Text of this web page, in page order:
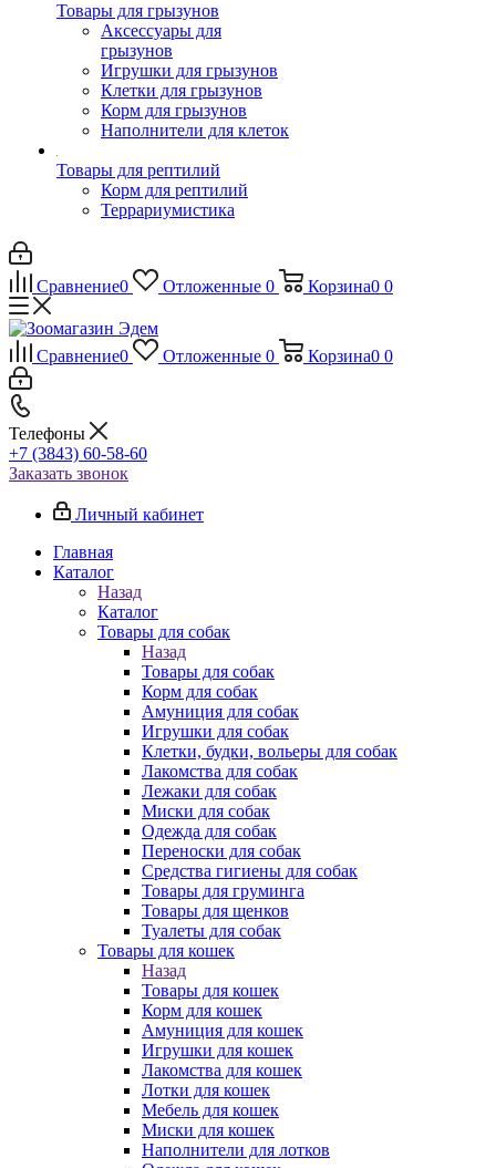
Товары для грызунов
Аксессуары для
грызунов
Игрушки для грызунов
Клетки для грызунов
Корм для грызунов
Наполнители для клеток
Товары для рептилий
Корм для рептилий
Террариумистика
Сравнение0 Отложенные 0 Корзина0 0
Сравнение0 Отложенные 0 Корзина0 0
Телефоны
+7 (3843) 60-58-60
Заказать звонок
Личный кабинет
Главная
Каталог
Назад
Каталог
Товары для собак
Назад
Товары для собак
Корм для собак
Амуниция для собак
Игрушки для собак
Клетки, будки, вольеры для собак
Лакомства для собак
Лежаки для собак
Миски для собак
Одежда для собак
Переноски для собак
Средства гигиены для собак
Товары для груминга
Товары для щенков
Туалеты для собак
Товары для кошек
Назад
Товары для кошек
Корм для кошек
Амуниция для кошек
Игрушки для кошек
Лакомства для кошек
Лотки для кошек
Мебель для кошек
Миски для кошек
Наполнители для лотков